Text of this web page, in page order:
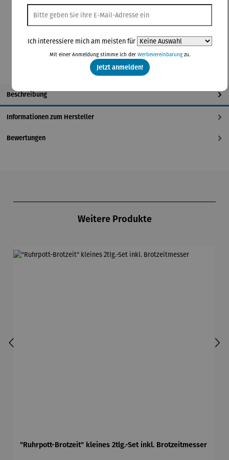
blau gelb grün orange pink rot schwarz
Beschreibung
Informationen zum Hersteller
Bewertungen
Weitere Produkte
"Ruhrpott-Brotzeit" kleines 2tlg.-Set inkl. Brotzeitmesser
Ich interessiere mich am meisten für
Mit einer Anmeldung stimme ich der Werbevereinbarungzu.
Jetzt anmelden!